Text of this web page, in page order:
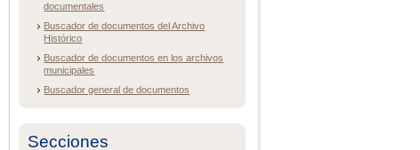
documentales
Buscador de documentos del Archivo
Histórico
Buscador de documentos en los archivos
municipales
Buscador general de documentos
Secciones